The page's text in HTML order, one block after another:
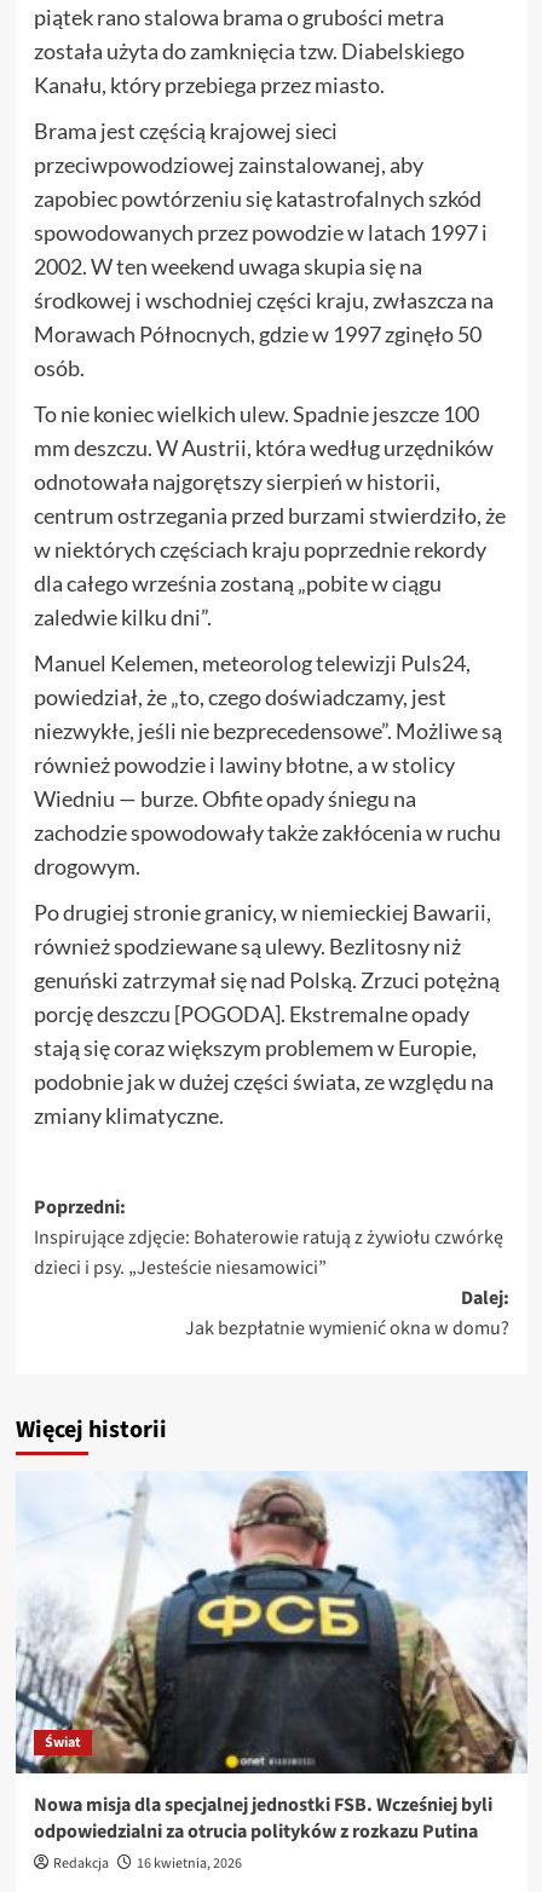
piątek rano stalowa brama o grubości metra
została użyta do zamknięcia tzw. Diabelskiego
Kanału, który przebiega przez miasto.
Brama jest częścią krajowej sieci
przeciwpowodziowej zainstalowanej, aby
zapobiec powtórzeniu się katastrofalnych szkód
spowodowanych przez powodzie w latach 1997 i
2002. W ten weekend uwaga skupia się na
środkowej i wschodniej części kraju, zwłaszcza na
Morawach Północnych, gdzie w 1997 zginęło 50
osób.
To nie koniec wielkich ulew. Spadnie jeszcze 100
mm deszczu. W Austrii, która według urzędników
odnotowała najgorętszy sierpień w historii,
centrum ostrzegania przed burzami stwierdziło, że
w niektórych częściach kraju poprzednie rekordy
dla całego września zostaną „pobite w ciągu
zaledwie kilku dni”.
Manuel Kelemen, meteorolog telewizji Puls24,
powiedział, że „to, czego doświadczamy, jest
niezwykłe, jeśli nie bezprecedensowe”. Możliwe są
również powodzie i lawiny błotne, a w stolicy
Wiedniu — burze. Obfite opady śniegu na
zachodzie spowodowały także zakłócenia w ruchu
drogowym.
Po drugiej stronie granicy, w niemieckiej Bawarii,
również spodziewane są ulewy. Bezlitosny niż
genuński zatrzymał się nad Polską. Zrzuci potężną
porcję deszczu [POGODA]. Ekstremalne opady
stają się coraz większym problemem w Europie,
podobnie jak w dużej części świata, ze względu na
zmiany klimatyczne.
Zobacz
wpisy
Poprzedni:
Inspirujące zdjęcie: Bohaterowie ratują z żywiołu czwórkę
dzieci i psy. „Jesteście niesamowici”
Dalej:
Jak bezpłatnie wymienić okna w domu?
Więcej historii
Świat
Nowa misja dla specjalnej jednostki FSB. Wcześniej byli
odpowiedzialni za otrucia polityków z rozkazu Putina
Redakcja 16 kwietnia, 2026